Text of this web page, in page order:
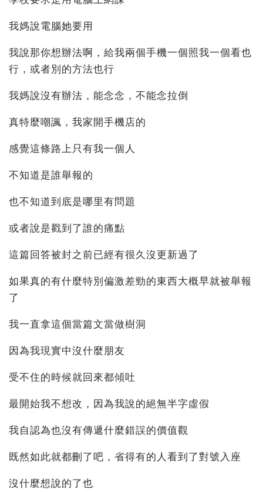
我媽說電腦她要用
我說那你想辦法啊，給我兩個手機一個照我一個看也
行，或者別的方法也行
我媽說沒有辦法，能念念，不能念拉倒
真特麼嘲諷，我家開手機店的
感覺這條路上只有我一個人
不知道是誰舉報的
也不知道到底是哪里有問題
或者說是戳到了誰的痛點
這篇回答被封之前已經有很久沒更新過了
如果真的有什麼特別偏激差勁的東西大概早就被舉報
了
我一直拿這個當篇文當做樹洞
因為我現實中沒什麼朋友
受不住的時候就回來都傾吐
最開始我不想改，因為我說的絕無半字虛假
我自認為也沒有傳遞什麼錯誤的價值觀
既然如此就都刪了吧，省得有的人看到了對號入座
沒什麼想說的了也